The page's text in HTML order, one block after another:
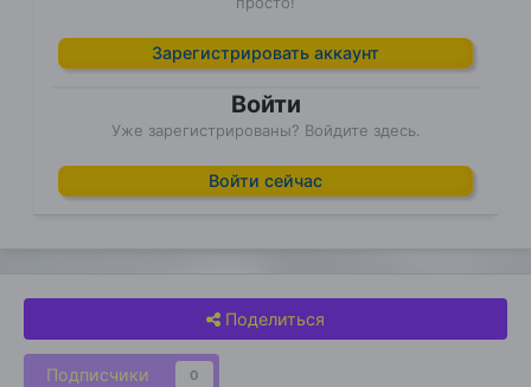
Зарегистрировать аккаунт
Войти
Уже зарегистрированы? Войдите здесь.
Войти сейчас
Поделиться
Подписчики 0